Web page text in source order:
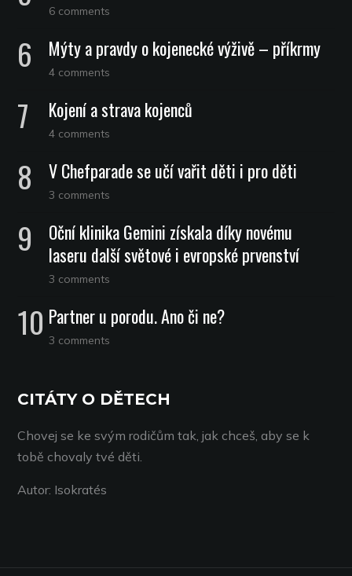
6 comments
Mýty a pravdy o kojenecké výživě – příkrmy
4 comments
Kojení a strava kojenců
4 comments
V Chefparade se učí vařit děti i pro děti
3 comments
Oční klinika Gemini získala díky novému
laseru další světové i evropské prvenství
3 comments
Partner u porodu. Ano či ne?
3 comments
CITÁTY O DĚTECH
Chovej se ke svým rodičům tak, jak chceš, aby se k
tobě chovaly tvé děti.
Autor: Isokratés